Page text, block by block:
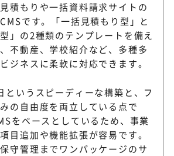
積もりや一括資料請求サイトの
です。「一括見積もり型」と
」の2種類のテンプレートを備え
不動産、学校紹介など、多種多
ジネスに柔軟に対応できます。
というスピーディーな構築と、フ
の自由度を両立している点で
をベースとしているため、事業
目追加や機能拡張が容易です。
守管理までワンパッケージのサ